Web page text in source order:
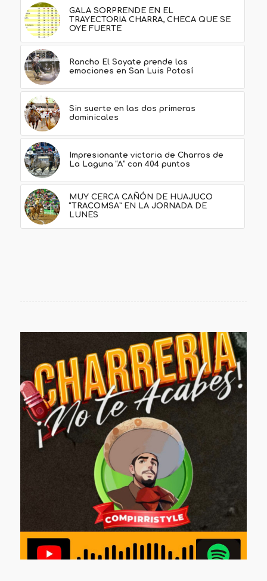
GALA SORPRENDE EN EL
TRAYECTORIA CHARRA, CHECA QUE SE
OYE FUERTE
Rancho El Soyate prende las
emociones en San Luis Potosí
Sin suerte en las dos primeras
dominicales
Impresionante victoria de Charros de
La Laguna “A” con 404 puntos
MUY CERCA CAÑÓN DE HUAJUCO
“TRACOMSA” EN LA JORNADA DE
LUNES